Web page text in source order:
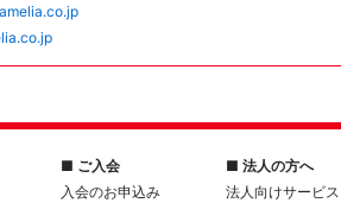
■ ご入会
入会のお申込み
■ 法人の方へ
法人向けサービス